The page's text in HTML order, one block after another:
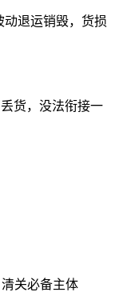
退运销毁，货损
货，没法衔接一
关必备主体